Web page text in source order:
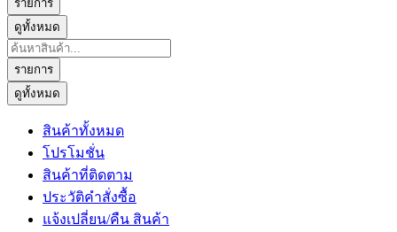
รายการ
ดูทั้งหมด
Search
...
รายการ
ดูทั้งหมด
สินค้าทั้งหมด
โปรโมชั่น
สินค้าที่ติดตาม
ประวัติคำสั่งซื้อ
แจ้งเปลี่ยน/คืน สินค้า